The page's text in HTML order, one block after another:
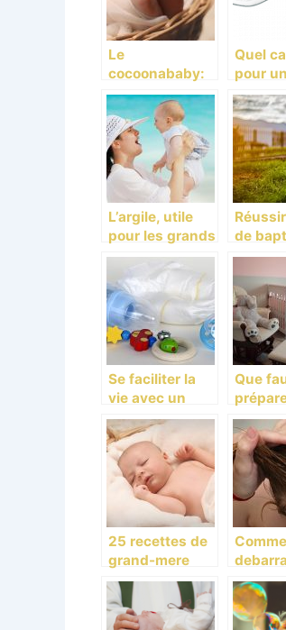
Le
cocoonababy:
est-ce
indispensable?
Quel
pour
L’argile, utile
pour les grands
et les petits
de
votre
compte
Se faciliter la
vie avec un
chauffe-
biberon
Que
on
bébé?
25 recettes de
grand-mere
pour connaitre
le sexe du bebe
des